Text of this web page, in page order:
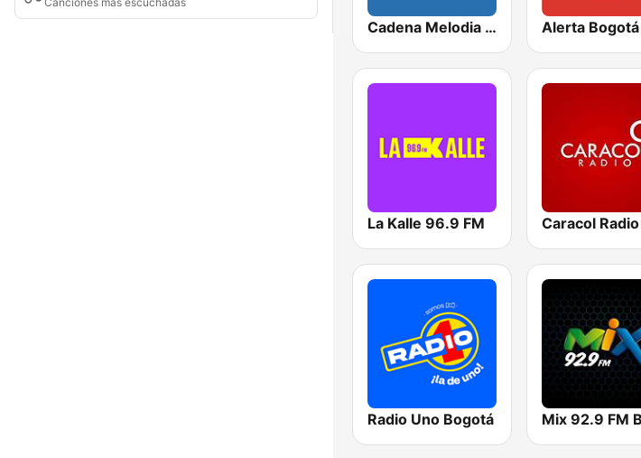
Cadena Melodia 730 AM
La Kalle 96.9 FM Caracol Radio
Radio Uno Bogotá